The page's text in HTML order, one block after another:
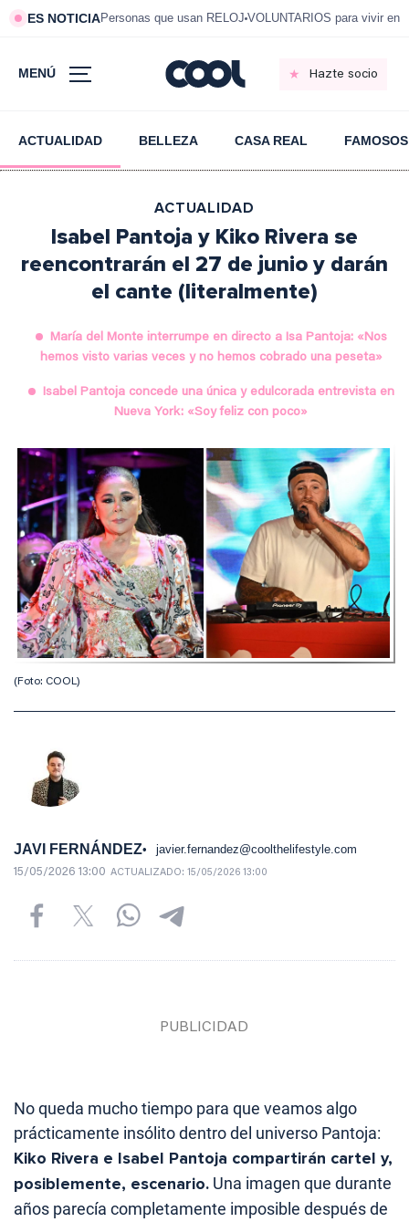
ES NOTICIAPersonas que usan RELOJ VOLUNTARIOS para vivir en
MENÚ Hazte socio
ACTUALIDAD BELLEZA CASA REAL FAMOSOS
ACTUALIDAD
Isabel Pantoja y Kiko Rivera se
reencontrarán el 27 de junio y darán
el cante (literalmente)
María del Monte interrumpe en directo a Isa Pantoja: «Nos
hemos visto varias veces y no hemos cobrado una peseta»
Isabel Pantoja concede una única y edulcorada entrevista en
Nueva York: «Soy feliz con poco»
(Foto: COOL)
JAVI FERNÁNDEZ javier.fernandez@coolthelifestyle.com
15/05/2026 13:00 ACTUALIZADO: 15/05/2026 13:00
No queda mucho tiempo para que veamos algo
prácticamente insólito dentro del universo Pantoja:
Kiko Rivera e Isabel Pantoja compartirán cartel y,
posiblemente, escenario. Una imagen que durante
años parecía completamente imposible después de